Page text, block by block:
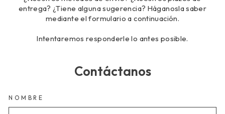
entrega? ¿Tiene alguna sugerencia? Háganosla saber
mediante el formulario a continuación.
Intentaremos responderle lo antes posible.
Contáctanos
NOMBRE